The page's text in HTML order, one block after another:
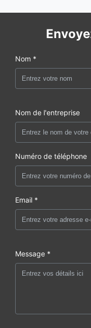
Nom *
Nom de l'entreprise
Numéro de téléphone
Email *
Message *